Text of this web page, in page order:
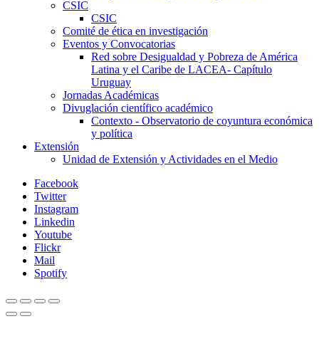
CSIC
CSIC
Comité de ética en investigación
Eventos y Convocatorias
Red sobre Desigualdad y Pobreza de América
Latina y el Caribe de LACEA- Capítulo
Uruguay
Jornadas Académicas
Divuglación científico académico
Contexto - Observatorio de coyuntura económica
y política
Extensión
Unidad de Extensión y Actividades en el Medio
Facebook
Twitter
Instagram
Linkedin
Youtube
Flickr
Mail
Spotify